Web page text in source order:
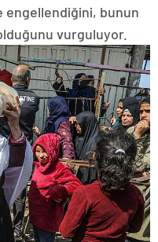
engellendiğini, bunun
vurguluyor.